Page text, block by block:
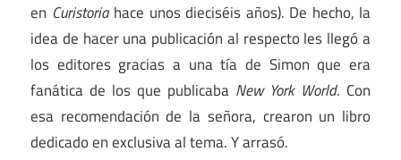
en Curistoriahace unos dieciséis años). De hecho, la
idea de hacer una publicación al respecto les llegó a
los editores gracias a una tía de Simon que era
fanática de los que publicaba New York World. Con
esa recomendación de la señora, crearon un libro
dedicado en exclusiva al tema. Y arrasó.